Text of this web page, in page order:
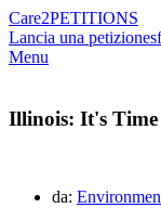
Care2PETITIONS
Lancia una petizione
Menu
Illinois: It's Time
da: